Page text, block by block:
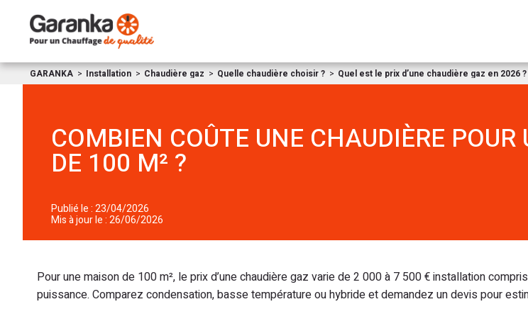
GARANKA Installation Chaudière gaz Quelle chaudière choisir ? Quel est le prix d’une chaudière gaz en 2026 ?
COMBIEN COÛTE UNE CHAUDIÈRE
DE 100 M² ?
Publié le : 23/04/2026
Mis à jour le : 26/06/2026
Pour une maison de 100 m², le prix d’une chaudière gaz varie de 2 000 à 7 500 € installation
puissance. Comparez condensation, basse température ou hybride et demandez un devis pour